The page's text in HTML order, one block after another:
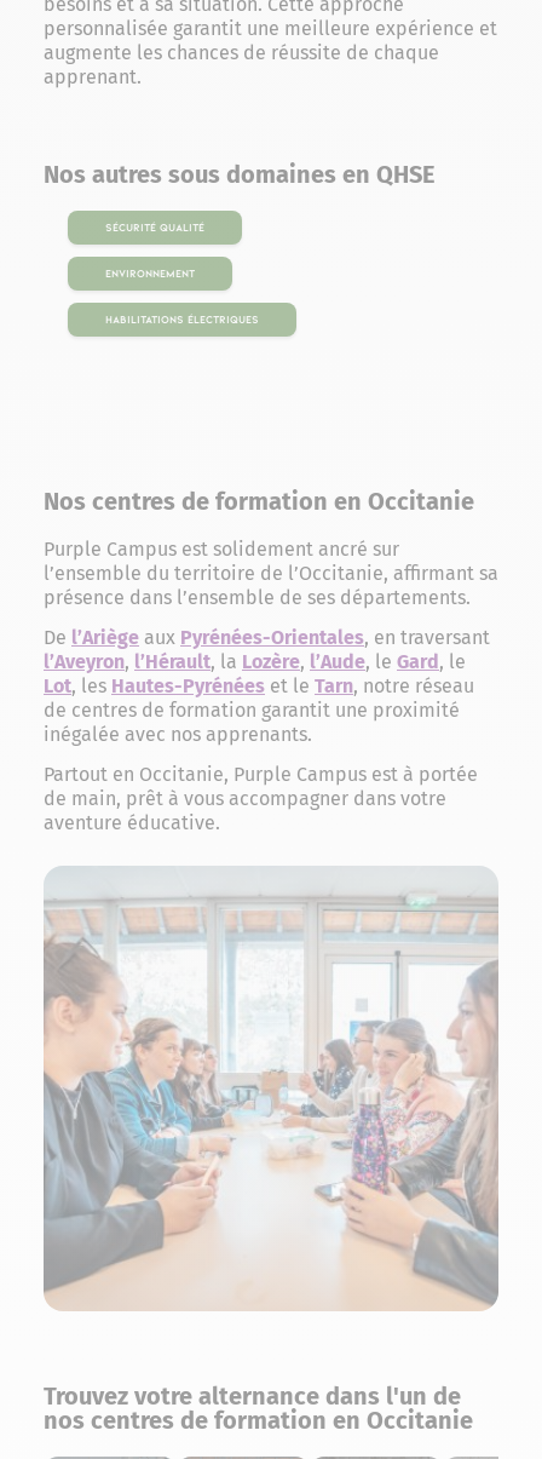
besoins et à sa situation. Cette approche
personnalisée garantit une meilleure expérience et
augmente les chances de réussite de chaque
apprenant.
Nos autres sous domaines en QHSE
Sécurité Qualité
Environnement
Habilitations électriques
Nos centres de formation en Occitanie
Purple Campus est solidement ancré sur
l’ensemble du territoire de l’Occitanie, affirmant sa
présence dans l’ensemble de ses départements.
De l’Ariège aux Pyrénées-Orientales, en traversant
l’Aveyron, l’Hérault, la Lozère, l’Aude, le Gard , le
Lot, les Hautes-Pyrénées et le Tarn, notre réseau
de centres de formation garantit une proximité
inégalée avec nos apprenants.
Partout en Occitanie, Purple Campus est à portée
de main, prêt à vous accompagner dans votre
aventure éducative.
Trouvez votre alternance dans l'un de
nos centres de formation en Occitanie